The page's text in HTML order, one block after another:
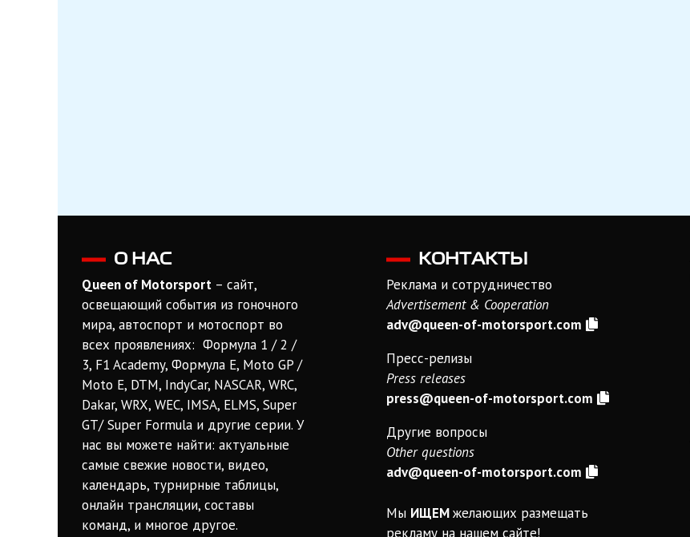
О НАС
Queen of Motorsport – сайт,
освещающий события из гоночного
мира, автоспорт и мотоспорт во
всех проявлениях: Формула 1 / 2 /
3, F1 Academy, Формула Е, Moto GP /
Moto E, DTM, IndyCar, NASCAR, WRC,
Dakar, WRX, WEC, IMSA, ELMS, Super
GT/ Super Formula и другие серии. У
нас вы можете найти: актуальные
самые свежие новости, видео,
календарь, турнирные таблицы,
онлайн трансляции, составы
команд, и многое другое.
КОНТАКТЫ
Реклама и сотрудничество
Advertisement & Cooperation
adv@queen-of-motorsport.com
Пресс-релизы
Press releases
press@queen-of-motorsport.com
Другие вопросы
Other questions
adv@queen-of-motorsport.com
Мы ИЩЕМжелающих размещать
рекламу на нашем сайте!